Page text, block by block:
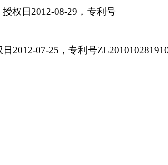
授权日2012-08-29 ，专利号
日2012-07-25 ，专利号